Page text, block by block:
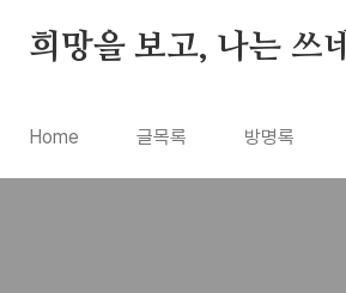
희망을 보고, 나는 쓰네
Home 글목록 방명록